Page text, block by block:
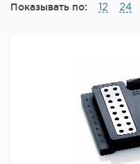
Показывать по: 12 24